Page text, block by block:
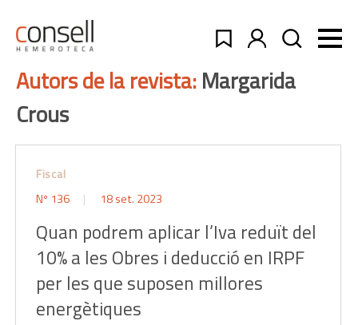
Autors de la revista:Margarida
Crous
Fiscal
Nº 136
18 set. 2023
Quan podrem aplicar l’Iva reduït del
10% a les Obres i deducció en IRPF
per les que suposen millores
energètiques